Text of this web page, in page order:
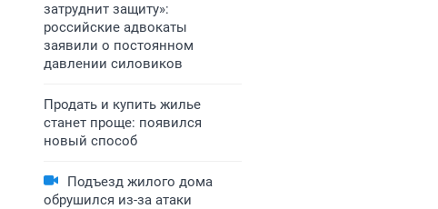
затруднит защиту»:
российские адвокаты
заявили о постоянном
давлении силовиков
Продать и купить жилье
станет проще: появился
новый способ
Подъезд жилого дома
обрушился из-за атаки